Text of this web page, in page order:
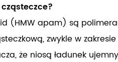
(HMW apam) są
zwykle w
że ​​niosą ładunek